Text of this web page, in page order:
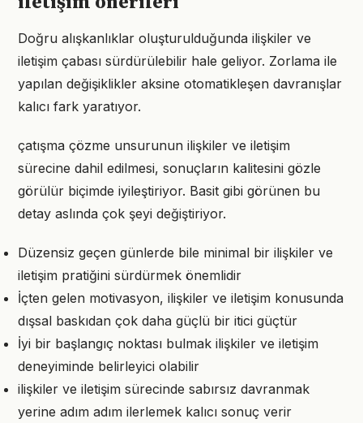
Doğru alışkanlıklar oluşturulduğunda ilişkiler ve
iletişim çabası sürdürülebilir hale geliyor. Zorlama ile
yapılan değişiklikler aksine otomatikleşen davranışlar
kalıcı fark yaratıyor.
çatışma çözme unsurunun ilişkiler ve iletişim
sürecine dahil edilmesi, sonuçların kalitesini gözle
görülür biçimde iyileştiriyor. Basit gibi görünen bu
detay aslında çok şeyi değiştiriyor.
Düzensiz geçen günlerde bile minimal bir ilişkiler ve
iletişim pratiğini sürdürmek önemlidir
İçten gelen motivasyon, ilişkiler ve iletişim konusunda
dışsal baskıdan çok daha güçlü bir itici güçtür
İyi bir başlangıç noktası bulmak ilişkiler ve iletişim
deneyiminde belirleyici olabilir
ilişkiler ve iletişim sürecinde sabırsız davranmak
yerine adım adım ilerlemek kalıcı sonuç verir